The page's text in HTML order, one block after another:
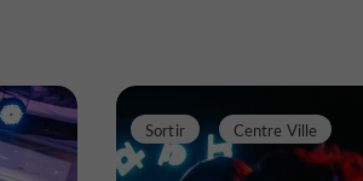
Sortir Centre Ville